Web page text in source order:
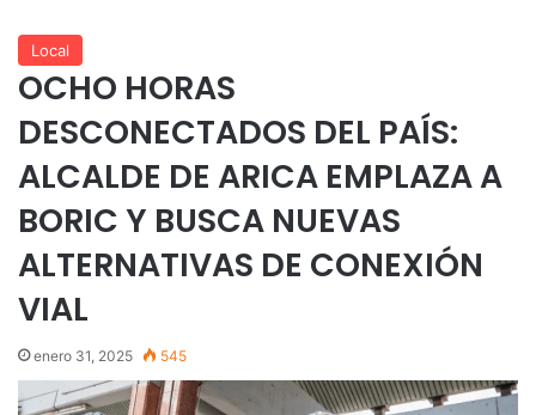
Local
OCHO HORAS
DESCONECTADOS DEL PAÍS:
ALCALDE DE ARICA EMPLAZA A
BORIC Y BUSCA NUEVAS
ALTERNATIVAS DE CONEXIÓN
VIAL
enero 31, 2025 545